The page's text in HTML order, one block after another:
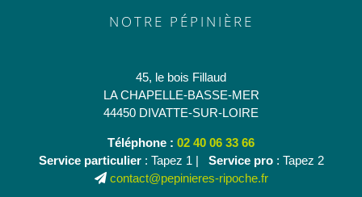
NOTRE PÉPINIÈRE
45, le bois Fillaud
LA CHAPELLE-BASSE-MER
44450 DIVATTE-SUR-LOIRE
Téléphone : 02 40 06 33 66
Service particulier: Tapez 1 | Service pro: Tapez 2
contact@pepinieres-ripoche.fr